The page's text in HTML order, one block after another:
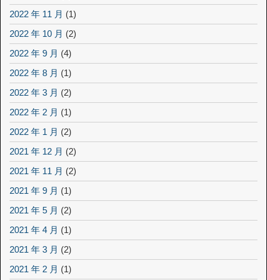
2022 年 11 月 (1)
2022 年 10 月 (2)
2022 年 9 月 (4)
2022 年 8 月 (1)
2022 年 3 月 (2)
2022 年 2 月 (1)
2022 年 1 月 (2)
2021 年 12 月 (2)
2021 年 11 月 (2)
2021 年 9 月 (1)
2021 年 5 月 (2)
2021 年 4 月 (1)
2021 年 3 月 (2)
2021 年 2 月 (1)